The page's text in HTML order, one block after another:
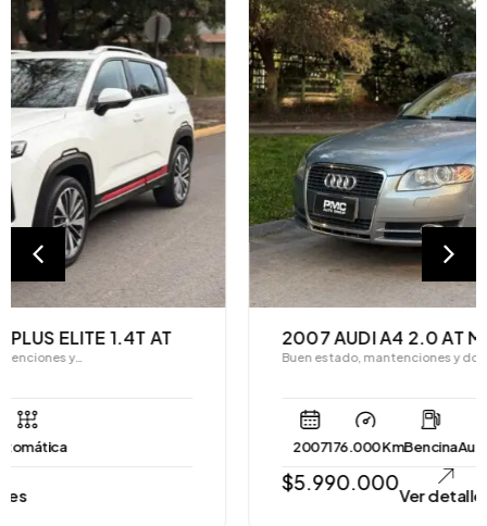
2007 AUDI A4 2.0 AT MULTITRONIC
Buen estado, mantenciones y documentación al…
Automática